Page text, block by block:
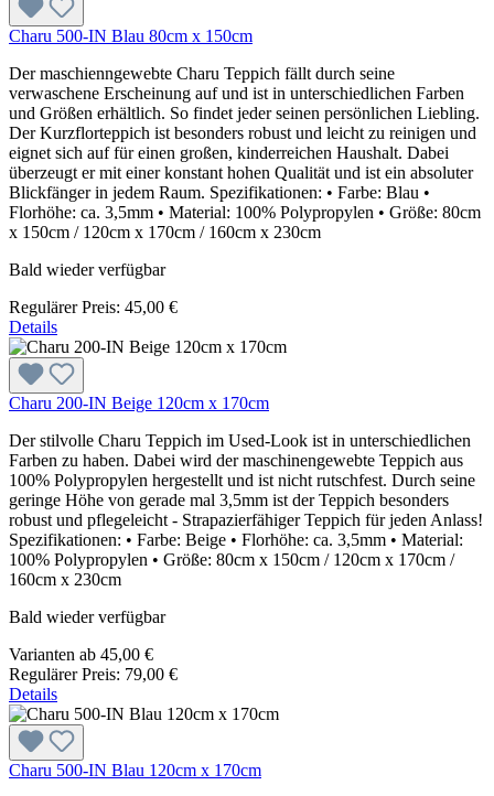
Charu 500-IN Blau 80cm x 150cm
Der maschienngewebte Charu Teppich fällt durch seine
verwaschene Erscheinung auf und ist in unterschiedlichen Farben
und Größen erhältlich. So findet jeder seinen persönlichen Liebling.
Der Kurzflorteppich ist besonders robust und leicht zu reinigen und
eignet sich auf für einen großen, kinderreichen Haushalt. Dabei
überzeugt er mit einer konstant hohen Qualität und ist ein absoluter
Blickfänger in jedem Raum. Spezifikationen: • Farbe: Blau •
Florhöhe: ca. 3,5mm • Material: 100% Polypropylen • Größe: 80cm
x 150cm / 120cm x 170cm / 160cm x 230cm
Bald wieder verfügbar
Regulärer Preis: 45,00 €
Details
Charu 200-IN Beige 120cm x 170cm
Der stilvolle Charu Teppich im Used-Look ist in unterschiedlichen
Farben zu haben. Dabei wird der maschinengewebte Teppich aus
100% Polypropylen hergestellt und ist nicht rutschfest. Durch seine
geringe Höhe von gerade mal 3,5mm ist der Teppich besonders
robust und pflegeleicht - Strapazierfähiger Teppich für jeden Anlass!
Spezifikationen: • Farbe: Beige • Florhöhe: ca. 3,5mm • Material:
100% Polypropylen • Größe: 80cm x 150cm / 120cm x 170cm /
160cm x 230cm
Bald wieder verfügbar
Varianten ab 45,00 €
Regulärer Preis: 79,00 €
Details
Charu 500-IN Blau 120cm x 170cm